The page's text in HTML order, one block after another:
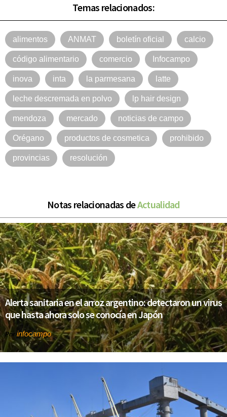
Temas relacionados:
alimentos ANMAT boletín oficial calcio
código alimentario comercio Infocampo
inova inta la parmesana latte
leche descremada en polvo lp hair design
mendoza mercado noticias de campo
Orégano productos de cosmetica prohibido
provincias resolución
Notas relacionadas deActualidad
Alerta sanitaria en el arroz argentino: detectaron un virus
que hasta ahora solo se conocía en Japón
Por infocampo